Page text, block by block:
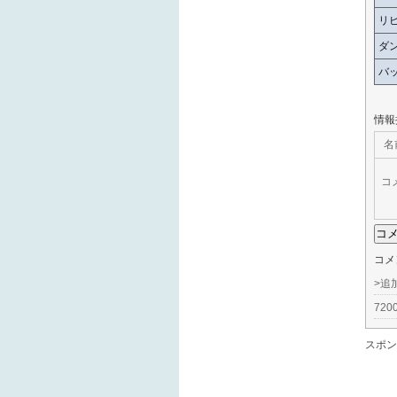
リ
ダ
バ
情
名
コ
コ
>追
スポ